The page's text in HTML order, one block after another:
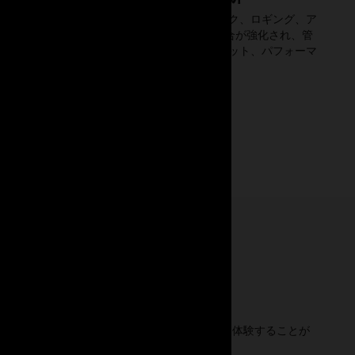
ランタイムのヘルス・チェック、ロギング、ア
ラート、TelegrafとAWRの統合が強化され、管
理容易性、信頼性、スループット、パフォーマ
ョンの詳細をご確認ください。
高のCDCデータベース・レプリケーションを体験することが